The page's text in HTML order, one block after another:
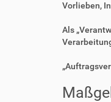
Vorlieben,
Als